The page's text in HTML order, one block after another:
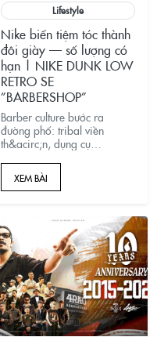
Lifestyle
Nike biến tiệm tóc thành
đôi giày — số lượng có
hạn | NIKE DUNK LOW
RETRO SE
”BARBERSHOP”
Barber culture bước ra
đường phố: tribal viền
th&acirc;n, dụng cụ
đỏ&ndash;trắng&ndash;xan
h của cột hiệu barber
một đ&ocirc;i Dunk.
XEM BÀI